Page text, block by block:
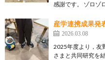
感謝です。 ゾロゾ
産学連携成果発
2026.03.08
2025年度より，友
さまと共同研究を